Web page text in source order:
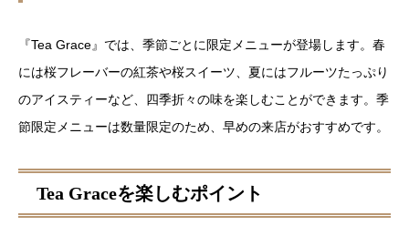
『Tea Grace』では、季節ごとに限定メニューが登場します。春
には桜フレーバーの紅茶や桜スイーツ、夏にはフルーツたっぷり
のアイスティーなど、四季折々の味を楽しむことができます。季
節限定メニューは数量限定のため、早めの来店がおすすめです。
Tea Graceを楽しむポイント